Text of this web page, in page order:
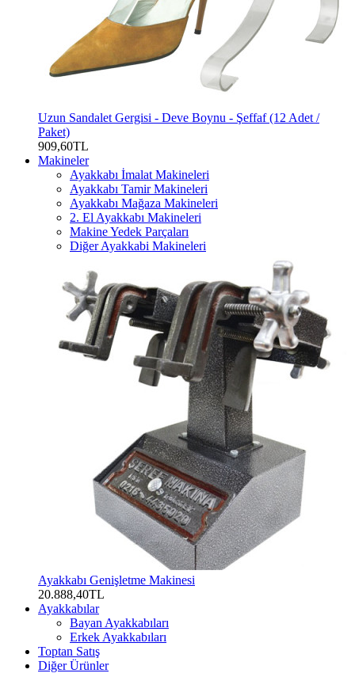
Uzun Sandalet Gergisi - Deve Boynu - Şeffaf (12 Adet /
Paket)
909,60TL
Makineler
Ayakkabı İmalat Makineleri
Ayakkabı Tamir Makineleri
Ayakkabı Mağaza Makineleri
2. El Ayakkabı Makineleri
Makine Yedek Parçaları
Diğer Ayakkabi Makineleri
Ayakkabı Genişletme Makinesi
20.888,40TL
Ayakkabılar
Bayan Ayakkabıları
Erkek Ayakkabıları
Toptan Satış
Diğer Ürünler